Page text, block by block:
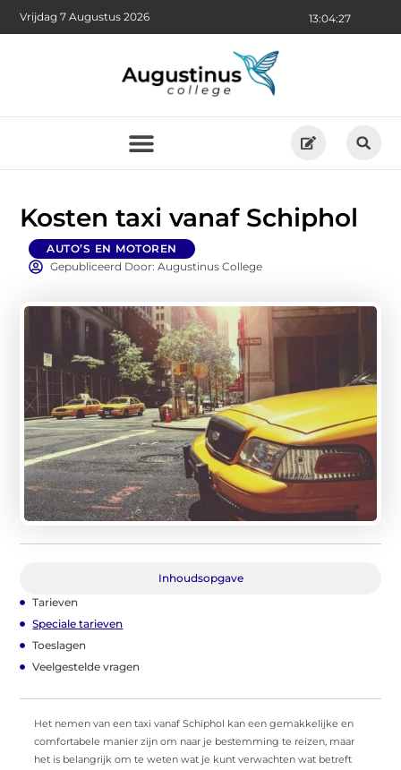
13:04:28
Vrijdag 7 Augustus 2026
Kosten taxi vanaf Schiphol
AUTO’S EN MOTOREN
Gepubliceerd Door: Augustinus College
Inhoudsopgave
Tarieven
Speciale tarieven
Toeslagen
Veelgestelde vragen
Het nemen van een taxi vanaf Schiphol kan een gemakkelijke en
comfortabele manier zijn om naar je bestemming te reizen, maar
het is belangrijk om te weten wat je kunt verwachten wat betreft